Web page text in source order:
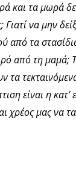
και τα μωρά
Γιατί να μην
από τα
από τη μαμά;
τα
είναι η
χρέος μας να